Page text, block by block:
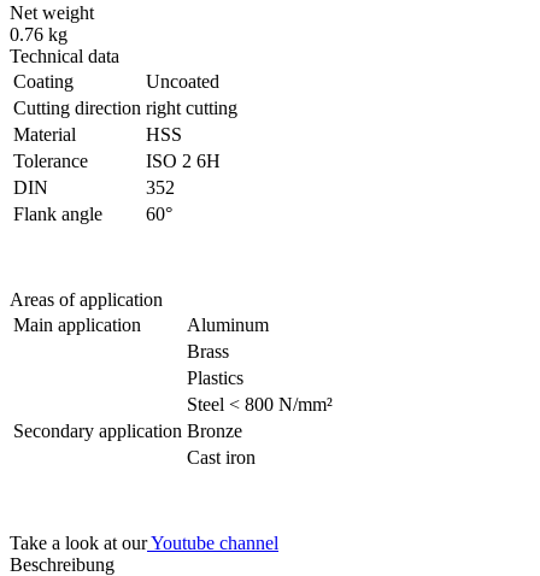
Net weight
0.76 kg
Technical data
Coating
Uncoated
Cutting direction right cutting
Material
HSS
Tolerance
ISO 2 6H
DIN
352
Flank angle
60°
Areas of application
Main application
Aluminum
Brass
Plastics
Steel < 800 N/mm²
Secondary application Bronze
Cast iron
Take a look at ourYoutube channel
Beschreibung